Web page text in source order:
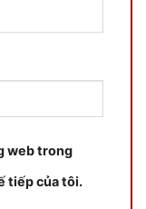
web trong
tiếp của tôi.